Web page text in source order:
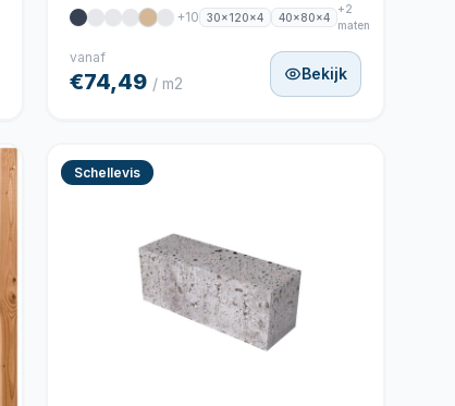
+10 30x120x4 40x80x4
+2
maten
vanaf
€74,49 / m2
Bekijk
Schellevis